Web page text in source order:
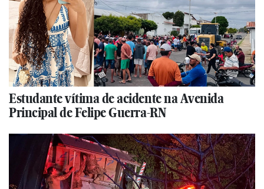
Estudante vítima de acidente na Avenida
Principal de Felipe Guerra-RN